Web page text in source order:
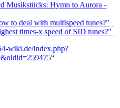
Musikstücks: Hymn to Aurora -
to deal with multispeed tunes?"
times-x speed of SID tunes?"
wiki.de/index.php?
“